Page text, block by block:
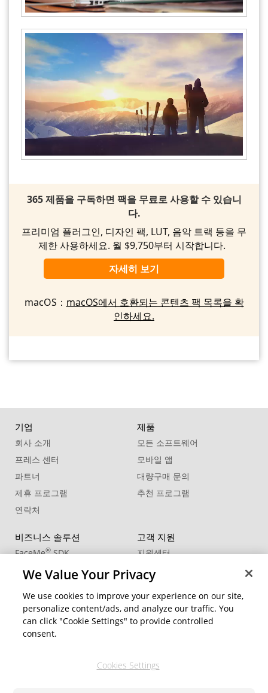
365 제품을 구독하면 팩을 무료로 사용할 수 있습니
다.
프리미엄 플러그인, 디자인 팩, LUT, 음악 트랙 등을 무
제한 사용하세요. 월 $9,750부터 시작합니다.
자세히 보기
macOS： macOS에서 호환되는 콘텐츠 팩 목록을 확
인하세요.
기업
회사 소개
프레스 센터
파트너
제휴 프로그램
연락처
제품
모든 소프트웨어
모바일 앱
대량구매 문의
추천 프로그램
비즈니스 솔루션
FaceMe®SDK
고객 지원
지원센터
학습 센터
커뮤니티
지역 변경
We Value Your Privacy
We use cookies to improve your experience on our site,
personalize content/ads, and analyze our traffic. You
can click "Cookie Settings" to provide controlled
consent.
Cookies Settings